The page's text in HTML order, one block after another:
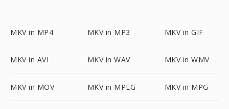
MKV in MP4 MKV in MP3 MKV in GIF
MKV in AVI MKV in WAV MKV in WMV
MKV in MOV MKV in MPEG MKV in MPG